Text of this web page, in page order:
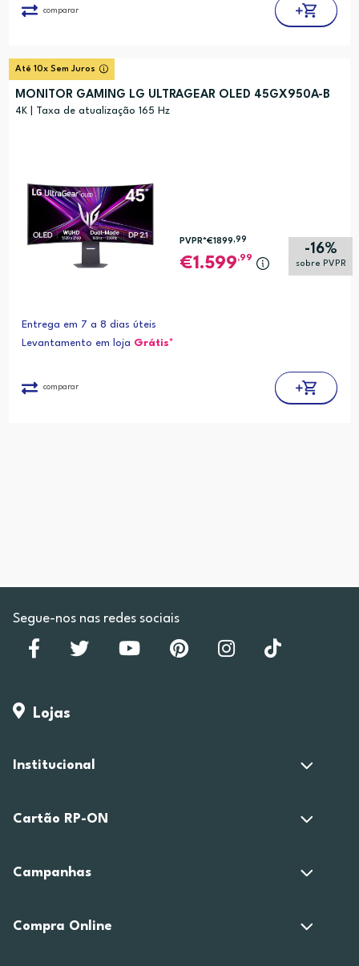
comparar
Até 10x Sem Juros
MONITOR GAMING LG ULTRAGEAR OLED 45GX950A-B
4K | Taxa de atualização 165 Hz
-16%
sobre PVPR
PVPR*€1899,99
1.599,99
Entrega em 7 a 8 dias úteis
Levantamento em loja Grátis*
comparar
Segue-nos nas redes sociais
Lojas
Institucional
Cartão RP-ON
Campanhas
Compra Online